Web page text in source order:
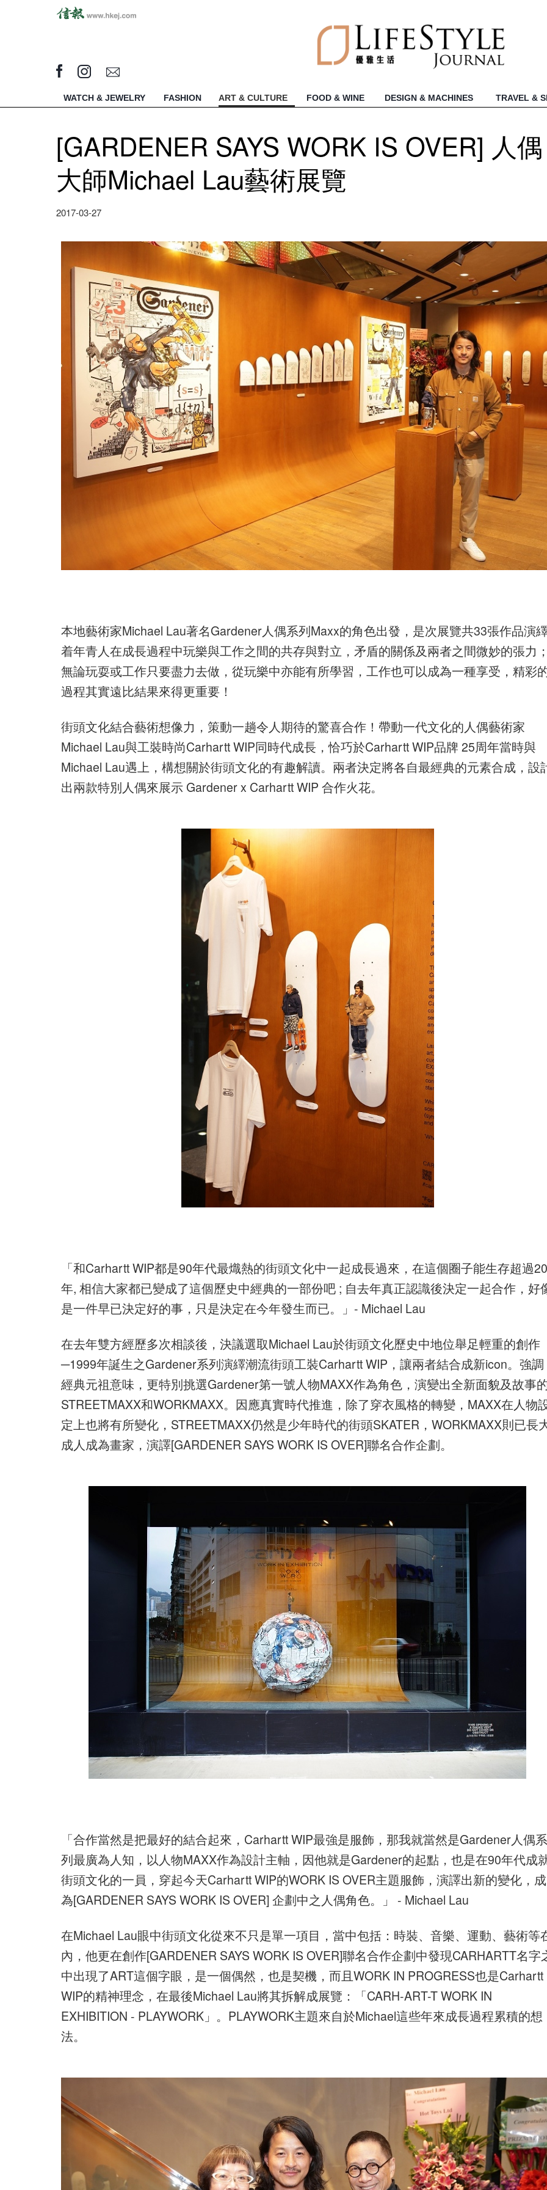
WATCH & JEWELRY FASHION ART & CULTURE FOOD & WINE DESIGN & MACHINES TRAVEL &
[GARDENER SAYS WORK IS OVER] 人偶
大師Michael Lau藝術展覽
2017-03-27
本地藝術家Michael Lau著名Gardener人偶系列Maxx的角色出發，是次展覽共33張作品演
着年青人在成長過程中玩樂與工作之間的共存與對立，矛盾的關係及兩者之間微妙的張力
無論玩耍或工作只要盡力去做，從玩樂中亦能有所學習，工作也可以成為一種享受，精彩
過程其實遠比結果來得更重要！
街頭文化結合藝術想像力，策動一趟令人期待的驚喜合作！帶動一代文化的人偶藝術家
Michael Lau與工裝時尚Carhartt WIP同時代成長，恰巧於Carhartt WIP品牌 25周年當時與
Michael Lau遇上，構想關於街頭文化的有趣解讀。兩者決定將各自最經典的元素合成，設
出兩款特別人偶來展示 Gardener x Carhartt WIP 合作火花。
「和Carhartt WIP都是90年代最熾熱的街頭文化中一起成長過來，在這個圈子能生存超過20
年, 相信大家都已變成了這個歷史中經典的一部份吧 ; 自去年真正認識後決定一起合作，好
是一件早已決定好的事，只是決定在今年發生而已。」- Michael Lau
在去年雙方經歷多次相談後，決議選取Michael Lau於街頭文化歷史中地位舉足輕重的創作
─1999年誕生之Gardener系列演繹潮流街頭工裝Carhartt WIP，讓兩者結合成新icon。強調
經典元祖意味，更特別挑選Gardener第一號人物MAXX作為角色，演變出全新面貌及故事
STREETMAXX和WORKMAXX。因應真實時代推進，除了穿衣風格的轉變，MAXX在人物
定上也將有所變化，STREETMAXX仍然是少年時代的街頭SKATER，WORKMAXX則已長
成人成為畫家，演譯[GARDENER SAYS WORK IS OVER]聯名合作企劃。
「合作當然是把最好的結合起來，Carhartt WIP最強是服飾，那我就當然是Gardener人偶系
列最廣為人知，以人物MAXX作為設計主軸，因他就是Gardener的起點，也是在90年代成
街頭文化的一員，穿起今天Carhartt WIP的WORK IS OVER主題服飾，演譯出新的變化，成
為[GARDENER SAYS WORK IS OVER] 企劃中之人偶角色。」 - Michael Lau
在Michael Lau眼中街頭文化從來不只是單一項目，當中包括：時裝、音樂、運動、藝術等
內，他更在創作[GARDENER SAYS WORK IS OVER]聯名合作企劃中發現CARHARTT名字
中出現了ART這個字眼，是一個偶然，也是契機，而且WORK IN PROGRESS也是Carhartt
WIP的精神理念，在最後Michael Lau將其拆解成展覽：「CARH-ART-T WORK IN
EXHIBITION - PLAYWORK」。PLAYWORK主題來自於Michael這些年來成長過程累積的想
法。